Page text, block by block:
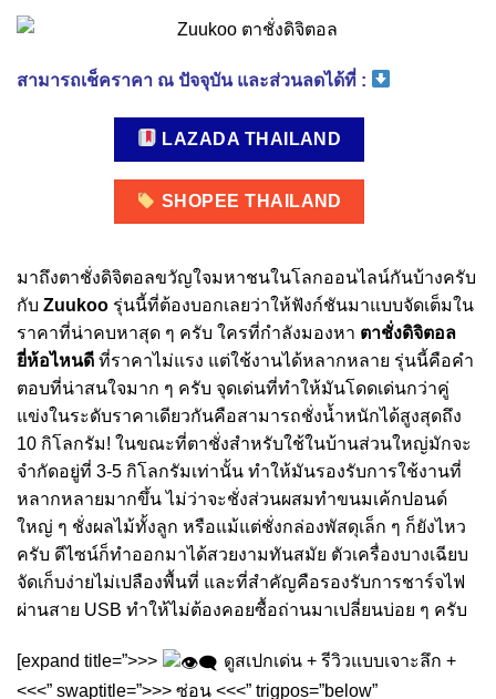
สามารถเช็คราคา ณ ปัจจุบัน และส่วนลดได้ที่ :
LAZADA THAILAND
SHOPEE THAILAND
มาถึงตาชั่งดิจิตอลขวัญใจมหาชนในโลกออนไลน์กันบ้างครับ
กับ Zuukoo รุ่นนี้ที่ต้องบอกเลยว่าให้ฟังก์ชันมาแบบจัดเต็มใน
ราคาที่น่าคบหาสุด ๆ ครับ ใครที่กำลังมองหา ตาชั่งดิจิตอล
ยี่ห้อไหนดี ที่ราคาไม่แรง แต่ใช้งานได้หลากหลาย รุ่นนี้คือคำ
ตอบที่น่าสนใจมาก ๆ ครับ จุดเด่นที่ทำให้มันโดดเด่นกว่าคู่
แข่งในระดับราคาเดียวกันคือสามารถชั่งน้ำหนักได้สูงสุดถึง
10 กิโลกรัม! ในขณะที่ตาชั่งสำหรับใช้ในบ้านส่วนใหญ่มักจะ
จำกัดอยู่ที่ 3-5 กิโลกรัมเท่านั้น ทำให้มันรองรับการใช้งานที่
หลากหลายมากขึ้น ไม่ว่าจะชั่งส่วนผสมทำขนมเค้กปอนด์
ใหญ่ ๆ ชั่งผลไม้ทั้งลูก หรือแม้แต่ชั่งกล่องพัสดุเล็ก ๆ ก็ยังไหว
ครับ ดีไซน์ก็ทำออกมาได้สวยงามทันสมัย ตัวเครื่องบางเฉียบ
จัดเก็บง่ายไม่เปลืองพื้นที่ และที่สำคัญคือรองรับการชาร์จไฟ
ผ่านสาย USB ทำให้ไม่ต้องคอยซื้อถ่านมาเปลี่ยนบ่อย ๆ ครับ
[expand title=”>>>
ดูสเปกเด่น + รีวิวแบบเจาะลึก +
<<<” swaptitle=”>>> ซ่อน <<<” trigpos=”below”